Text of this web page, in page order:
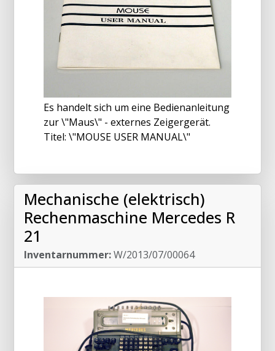
Es handelt sich um eine Bedienanleitung
zur \"Maus\" - externes Zeigergerät.
Titel: \"MOUSE USER MANUAL\"
Mechanische (elektrisch)
Rechenmaschine Mercedes R
21
Inventarnummer:W/2013/07/00064